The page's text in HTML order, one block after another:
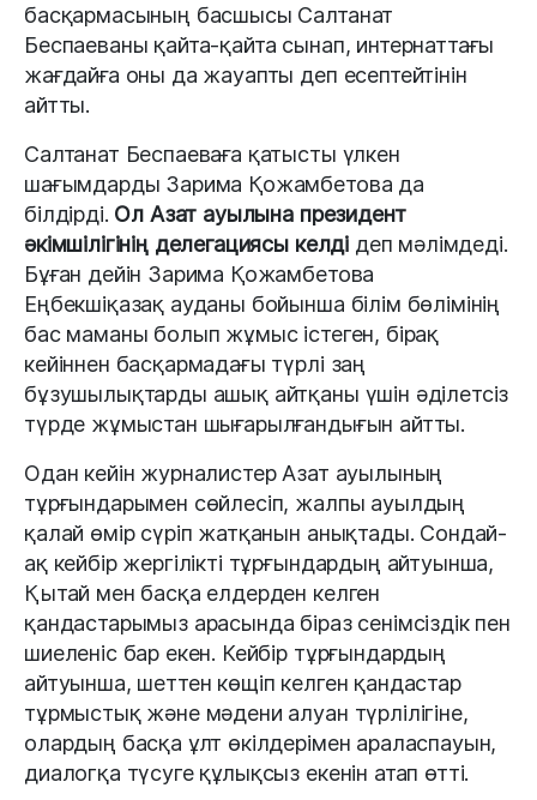
басқармасының басшысы Салтанат
Беспаеваны қайта-қайта сынап, интернаттағы
жағдайға оны да жауапты деп есептейтінін
айтты.
Салтанат Беспаеваға қатысты үлкен
шағымдарды Зарима Қожамбетова да
білдірді. Ол Азат ауылына президент
әкімшілігінің делегациясы келді деп мәлімдеді.
Бұған дейін Зарима Қожамбетова
Еңбекшіқазақ ауданы бойынша білім бөлімінің
бас маманы болып жұмыс істеген, бірақ
кейіннен басқармадағы түрлі заң
бұзушылықтарды ашық айтқаны үшін әділетсіз
түрде жұмыстан шығарылғандығын айтты.
Одан кейін журналистер Азат ауылының
тұрғындарымен сөйлесіп, жалпы ауылдың
қалай өмір сүріп жатқанын анықтады. Сондай-
ақ кейбір жергілікті тұрғындардың айтуынша,
Қытай мен басқа елдерден келген
қандастарымыз арасында біраз сенімсіздік пен
шиеленіс бар екен. Кейбір тұрғындардың
айтуынша, шеттен көщіп келген қандастар
тұрмыстық және мәдени алуан түрлілігіне,
олардың басқа ұлт өкілдерімен араласпауын,
диалогқа түсуге құлықсыз екенін атап өтті.